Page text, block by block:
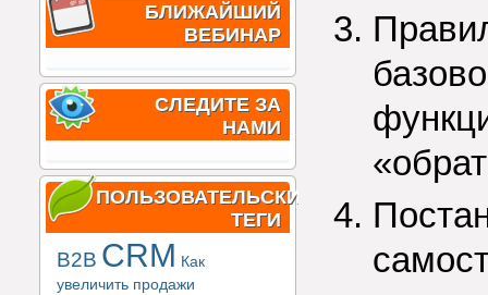
БЛИЖАЙШИЙ
ВЕБИНАР
СЛЕДИТЕ ЗА
НАМИ
ПОЛЬЗОВАТЕЛЬСКИЕ
ТЕГИ
B2B CRM Как
увеличить продажи